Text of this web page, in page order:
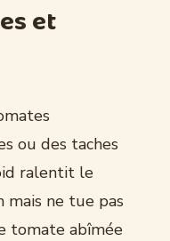
et
ou des taches
ralentit le
ne tue pas
tomate abîmée